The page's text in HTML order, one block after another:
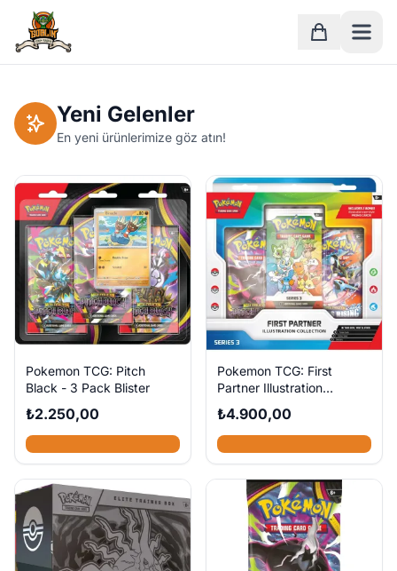
Ana Sayfa
Sepet
Yeni Gelenler
En yeni ürünlerimize göz atın!
Pokemon TCG: Pitch
Black - 3 Pack Blister
₺2.250,00
Pokemon TCG: First
Partner Illustration
₺4.900,00